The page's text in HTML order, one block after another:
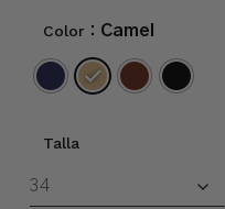
Color : Camel
Talla